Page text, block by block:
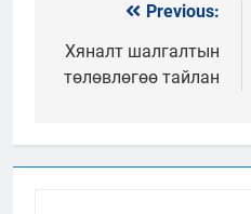
Мэдээний
цэс
Previous:
Хяналт шалгалтын
төлөвлөгөө тайлан